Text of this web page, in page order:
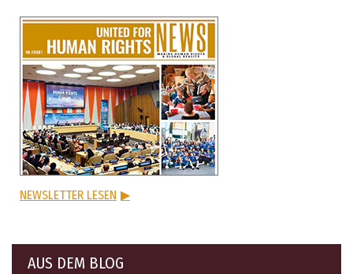
NEWSLETTER LESEN ▶
AUS DEM BLOG